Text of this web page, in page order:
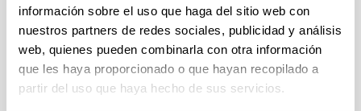
información sobre el uso que haga del sitio web con
nuestros partners de redes sociales, publicidad y análisis
web, quienes pueden combinarla con otra información
que les haya proporcionado o que hayan recopilado a
partir del uso que haya hecho de sus servicios.
Prácticas de traducción en 3 idiomas, desde
segundo curso.
Laboratorios punteros de idiomas y de
interpretación simultánea en la Facultad de
Letras y en el centro de investigación Micaela